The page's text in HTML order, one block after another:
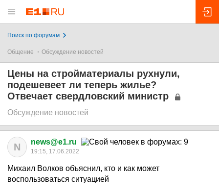
Поиск по форумам
Общение Обсуждение новостей
Цены на стройматериалы рухнули,
подешевеет ли теперь жилье?
Отвечает свердловский министр
Обсуждение новостей
N news@e1.ru
19:15, 17.06.2022
Михаил Волков объяснил, кто и как может
воспользоваться ситуацией